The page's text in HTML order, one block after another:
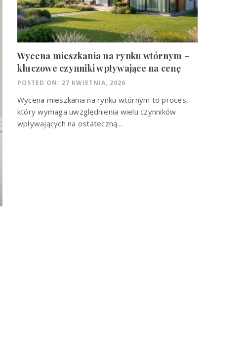
Wycena mieszkania na rynku wtórnym –
kluczowe czynniki wpływające na cenę
POSTED ON: 27 KWIETNIA, 2026
Wycena mieszkania na rynku wtórnym to proces,
który wymaga uwzględnienia wielu czynników
wpływających na ostateczną...